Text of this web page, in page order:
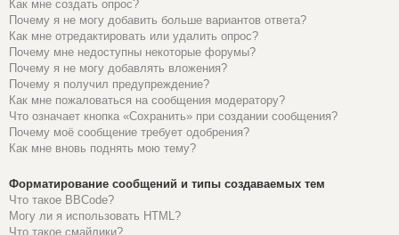
Как мне создать опрос?
Почему я не могу добавить больше вариантов ответа?
Как мне отредактировать или удалить опрос?
Почему мне недоступны некоторые форумы?
Почему я не могу добавлять вложения?
Почему я получил предупреждение?
Как мне пожаловаться на сообщения модератору?
Что означает кнопка «Сохранить» при создании сообщения?
Почему моё сообщение требует одобрения?
Как мне вновь поднять мою тему?
Форматирование сообщений и типы создаваемых тем
Что такое BBCode?
Могу ли я использовать HTML?
Что такое смайлики?